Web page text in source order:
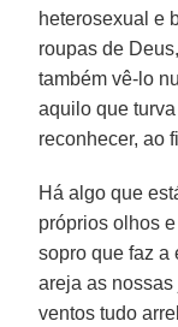
heterosexual e
roupas de
também vê-lo
aquilo que
reconhecer, ao
Há algo que
próprios olhos
sopro que faz a
areja as
ventos tudo